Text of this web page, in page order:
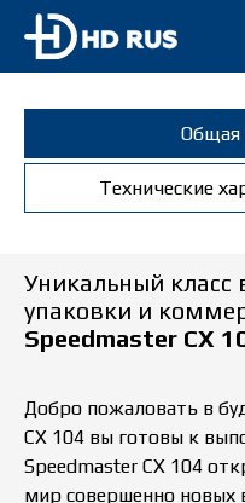
Общая
Технические
Уникальный класс
упаковки и
Speedmaster CX
Добро пожаловать в
CX 104 вы готовы к
Speedmaster CX 104
мир совершенно новых